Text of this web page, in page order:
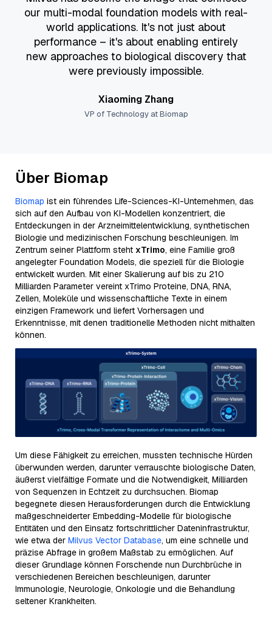
our multi-modal foundation models with real-
world applications. It's not just about
performance – it's about enabling entirely
new approaches to biological discovery that
were previously impossible.
Xiaoming Zhang
VP of Technology at Biomap
Über Biomap
Biomap ist ein führendes Life-Sciences-KI-Unternehmen, das
sich auf den Aufbau von KI-Modellen konzentriert, die
Entdeckungen in der Arzneimittelentwicklung, synthetischen
Biologie und medizinischen Forschung beschleunigen. Im
Zentrum seiner Plattform steht xTrimo, eine Familie groß
angelegter Foundation Models, die speziell für die Biologie
entwickelt wurden. Mit einer Skalierung auf bis zu 210
Milliarden Parameter vereint xTrimo Proteine, DNA, RNA,
Zellen, Moleküle und wissenschaftliche Texte in einem
einzigen Framework und liefert Vorhersagen und
Erkenntnisse, mit denen traditionelle Methoden nicht mithalten
können.
Um diese Fähigkeit zu erreichen, mussten technische Hürden
überwunden werden, darunter verrauschte biologische Daten,
äußerst vielfältige Formate und die Notwendigkeit, Milliarden
von Sequenzen in Echtzeit zu durchsuchen. Biomap
begegnete diesen Herausforderungen durch die Entwicklung
maßgeschneiderter Embedding-Modelle für biologische
Entitäten und den Einsatz fortschrittlicher Dateninfrastruktur,
wie etwa der Milvus Vector Database, um eine schnelle und
präzise Abfrage in großem Maßstab zu ermöglichen. Auf
dieser Grundlage können Forschende nun Durchbrüche in
verschiedenen Bereichen beschleunigen, darunter
Immunologie, Neurologie, Onkologie und die Behandlung
seltener Krankheiten.